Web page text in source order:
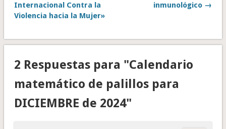
Internacional Contra la
Violencia hacia la Mujer»
inmunológico →
2 Respuestas para "Calendario
matemático de palillos para
DICIEMBRE de 2024"